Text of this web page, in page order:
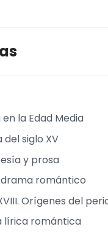
la Edad Media
siglo XV
y prosa
romántico
Orígenes del
lírica romántica